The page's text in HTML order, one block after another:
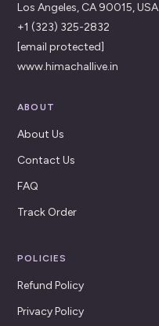
Los Angeles, CA 90015, USA
+1 (323) 325-2832
[email protected]
www.himachallive.in
ABOUT
About Us
Contact Us
FAQ
Track Order
POLICIES
Refund Policy
Privacy Policy